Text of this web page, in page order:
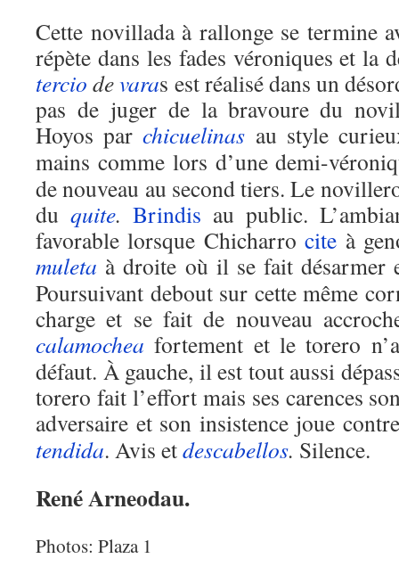
Cette novillada à rallonge se termine
répète dans les fades véroniques et la
tercio devaras est réalisé dans un
pas de juger de la bravoure du
Hoyos parchicuelinas au style
mains comme lors d’une demi-
de nouveau au second tiers. Le
du quite. Brindis au public.
favorable lorsque Chicharrocite à
muleta à droite où il se fait désarmer
Poursuivant debout sur cette même
charge et se fait de nouveau
calamochea fortement et le torero
défaut. À gauche, il est tout aussi
torero fait l’effort mais ses carences
adversaire et son insistence joue
tendida. Avis etdescabellos. Silence.
René Arneodau.
Photos: Plaza 1